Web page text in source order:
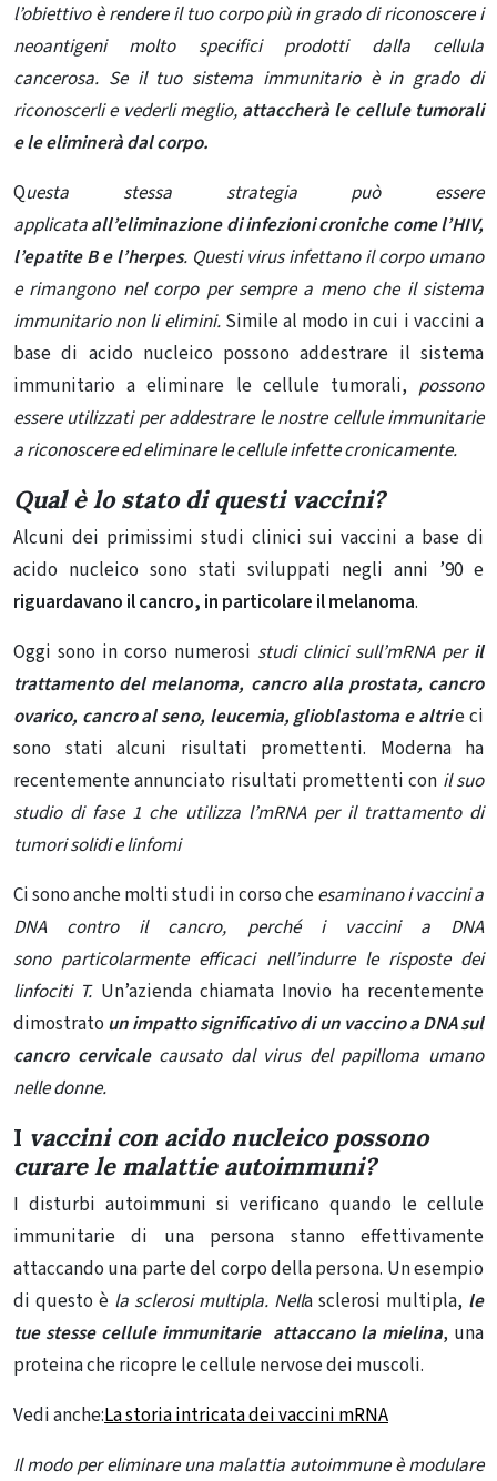
l’obiettivo è rendere il tuo corpo più in grado di riconoscere i
neoantigeni molto specifici prodotti dalla cellula
cancerosa. Se il tuo sistema immunitario è in grado di
riconoscerli e vederli meglio,attaccherà le cellule tumorali
e le eliminerà dal corpo.
Questa stessa strategia può essere
applicataall’eliminazione di infezioni cronichecome l’HIV,
l’epatite B e l’herpes. Questi virus infettano il corpo umano
e rimangono nel corpo per sempre a meno che il sistema
immunitario non li elimini.Simile al modo in cui i vaccini a
base di acido nucleico possono addestrare il sistema
immunitario a eliminare le cellule tumorali, possono
essere utilizzati per addestrare le nostre cellule immunitarie
a riconoscere ed eliminare le cellule infette cronicamente.
Qual è lo stato di questi vaccini?
Alcuni dei primissimi studi clinici sui vaccini a base di
acido nucleico sono stati sviluppati negli anni ’90 e
riguardavano il cancro, in particolare il melanoma.
Oggi sono in corso numerosi studi clinici sull’mRNAper il
trattamento del melanoma, cancro alla prostata, cancro
ovarico, cancro al seno, leucemia, glioblastoma e altrie ci
sono stati alcuni risultati promettenti. Moderna ha
recentemente annunciato risultati promettenti con il suo
studio di fase 1 che utilizza l’mRNA per il trattamento di
tumori solidi e linfomi
Ci sono anche molti studi in corso cheesaminano i vaccini a
DNA contro il cancro, perché i vaccini a DNA
sono particolarmente efficaci nell’indurre le risposte dei
linfocitiT. Un’azienda chiamata Inovio ha recentemente
dimostrato un impatto significativo di un vaccino a DNA sul
cancro cervicalecausato dal virus del papilloma umano
nelle donne.
I vaccini con acido nucleico possono
curare le malattie autoimmuni?
I disturbi autoimmuni si verificano quando le cellule
immunitarie di una persona stanno effettivamente
attaccando una parte del corpo della persona. Un esempio
di questo è la sclerosi multipla. Nella sclerosi multipla, le
tue stesse cellule immunitarie attaccano la mielina, una
proteina che ricopre le cellule nervose dei muscoli.
Vedi anche:La storia intricata dei vaccini mRNA
Il modo per eliminare una malattia autoimmune è modulare